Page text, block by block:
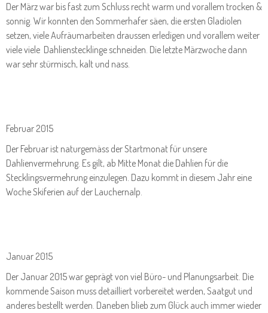
Der März war bis fast zum Schluss recht warm und vorallem trocken &
sonnig. Wir konnten den Sommerhafer säen, die ersten Gladiolen
setzen, viele Aufräumarbeiten draussen erledigen und vorallem weiter
viele viele Dahlienstecklinge schneiden. Die letzte Märzwoche dann
war sehr stürmisch, kalt und nass.
Februar 2015
Der Februar ist naturgemäss der Startmonat für unsere
Dahlienvermehrung. Es gilt, ab Mitte Monat die Dahlien für die
Stecklingsvermehrung einzulegen. Dazu kommt in diesem Jahr eine
Woche Skiferien auf der Lauchernalp.
Januar 2015
Der Januar 2015 war geprägt von viel Büro- und Planungsarbeit. Die
kommende Saison muss detailliert vorbereitet werden, Saatgut und
anderes bestellt werden. Daneben blieb zum Glück auch immer wieder